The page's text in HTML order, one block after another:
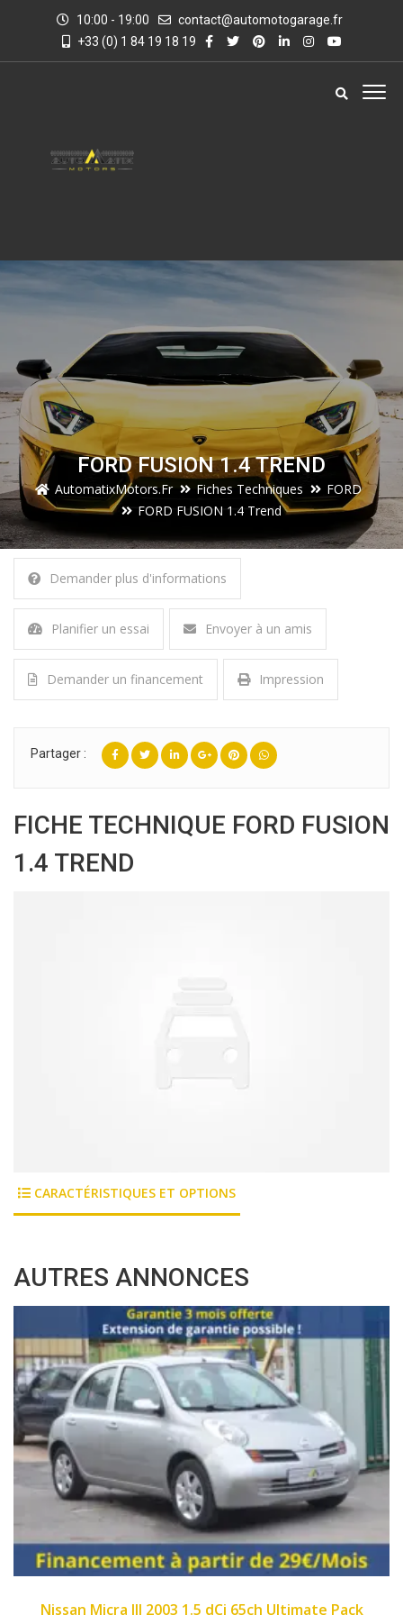
10:00 - 19:00
contact@automotogarage.fr
+33 (0) 1 84 19 18 19
FORD FUSION 1.4 TREND
AutomatixMotors.fr Fiches Techniques
FORD
FORD FUSION 1.4 Trend
Demander plus d'informations
Planifier un essai Envoyer à un amis
Demander un financement Impression
Partager :
FICHE TECHNIQUE FORD FUSION
1.4 TREND
CARACTÉRISTIQUES ET OPTIONS
AUTRES ANNONCES
Pack Fiat Panda II 2007 1.1 8v 54ch